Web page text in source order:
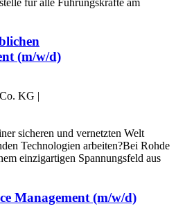
(m/w/d)
KG |
sicheren und vernetzten Welt
Technologien arbeiten?Bei Rohde
einzigartigen Spannungsfeld aus
Management (m/w/d)